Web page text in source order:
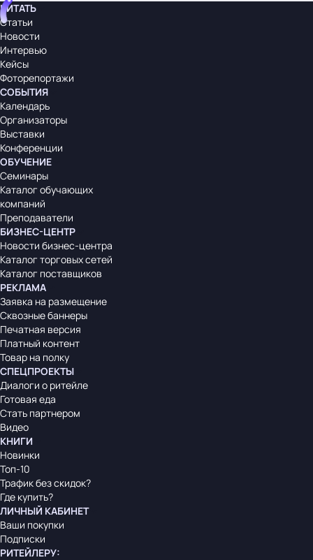
ЧИТАТЬ
Статьи
Новости
Интервью
Кейсы
Фоторепортажи
СОБЫТИЯ
Календарь
Организаторы
Выставки
Конференции
ОБУЧЕНИЕ
Семинары
Каталог обучающих
компаний
Преподаватели
БИЗНЕС-ЦЕНТР
Новости бизнес-центра
Каталог торговых сетей
Каталог поставщиков
РЕКЛАМА
Заявка на размещение
Сквозные баннеры
Печатная версия
Платный контент
Товар на полку
СПЕЦПРОЕКТЫ
Диалоги о ритейле
Готовая еда
Стать партнером
Видео
КНИГИ
Новинки
Топ-10
Трафик без скидок?
Где купить?
ЛИЧНЫЙ КАБИНЕТ
Ваши покупки
Подписки
РИТЕЙЛЕРУ: